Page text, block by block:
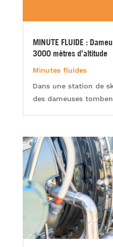
MINUTE FLUIDE :
3000 mètres d’altitude
Minutes fluides
Dans une station de
des dameuses